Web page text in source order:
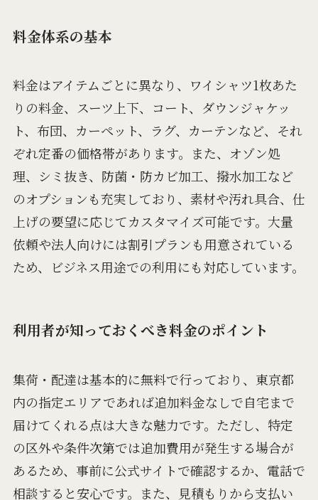
料金体系の基本
料金はアイテムごとに異なり、ワイシャツ1枚あた
りの料金、スーツ上下、コート、ダウンジャケッ
ト、布団、カーペット、ラグ、カーテンなど、それ
ぞれ定番の価格帯があります。また、オゾン処
理、シミ抜き、防菌・防カビ加工、撥水加工など
のオプションも充実しており、素材や汚れ具合、仕
上げの要望に応じてカスタマイズ可能です。大量
依頼や法人向けには割引プランも用意されている
ため、ビジネス用途での利用にも対応しています。
利用者が知っておくべき料金のポイント
集荷・配達は基本的に無料で行っており、東京都
内の指定エリアであれば追加料金なしで自宅まで
届けてくれる点は大きな魅力です。ただし、特定
の区外や条件次第では追加費用が発生する場合が
あるため、事前に公式サイトで確認するか、電話で
相談すると安心です。また、見積もりから支払い